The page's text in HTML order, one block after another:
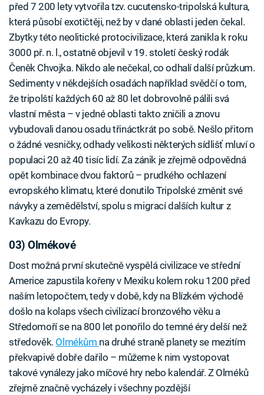
před 7 200 lety vytvořila tzv. cucutensko-tripolská kultura,
která působí exotičtěji, než by v dané oblasti jeden čekal.
Zbytky této neolitické protocivilizace, která zanikla k roku
3000 př. n. l., ostatně objevil v 19. století český rodák
Čeněk Chvojka. Nikdo ale nečekal, co odhalí další průzkum.
Sedimenty v někdejších osadách například svědčí o tom,
že tripolští každých 60 až 80 let dobrovolně pálili svá
vlastní města – v jedné oblasti takto zničili a znovu
vybudovali danou osadu třináctkrát po sobě. Nešlo přitom
o žádné vesničky, odhady velikosti některých sídlišť mluví o
populaci 20 až 40 tisíc lidí. Za zánik je zřejmě odpovědná
opět kombinace dvou faktorů – prudkého ochlazení
evropského klimatu, které donutilo Tripolské změnit své
návyky a zemědělství, spolu s migrací dalších kultur z
Kavkazu do Evropy.
03) Olmékové
Dost možná první skutečně vyspělá civilizace ve střední
Americe zapustila kořeny v Mexiku kolem roku 1200 před
naším letopočtem, tedy v době, kdy na Blízkém východě
došlo na kolaps všech civilizací bronzového věku a
Středomoří se na 800 let ponořilo do temné éry delší než
středověk. Olmékům na druhé straně planety se mezitím
překvapivě dobře dařilo – můžeme k nim vystopovat
takové vynálezy jako míčové hry nebo kalendář. Z Olméků
zřejmě značně vycházely i všechny pozdější